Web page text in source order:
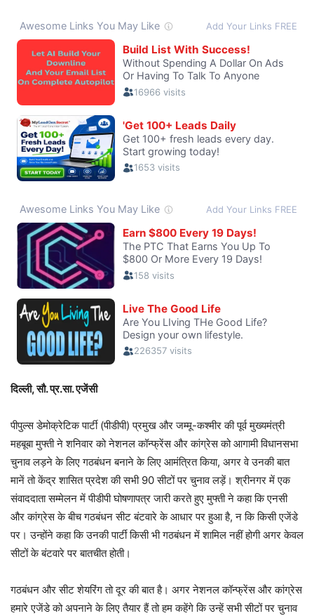
दिल्ली, सौ. प्र.सा. एजेंसी
पीपुल्स डेमोक्रेटिक पार्टी (पीडीपी) प्रमुख और जम्मू-कश्मीर की पूर्व मुख्यमंत्री
महबूबा मुफ्ती ने शनिवार को नेशनल कॉन्फ्रेंस और कांग्रेस को आगामी विधानसभा
चुनाव लड़ने के लिए गठबंधन बनाने के लिए आमंत्रित किया, अगर वे उनकी बात
मानें तो केंद्र शासित प्रदेश की सभी 90 सीटों पर चुनाव लड़ें। श्रीनगर में एक
संवाददाता सम्मेलन में पीडीपी घोषणापत्र जारी करते हुए मुफ्ती ने कहा कि एनसी
और कांग्रेस के बीच गठबंधन सीट बंटवारे के आधार पर हुआ है, न कि किसी एजेंडे
पर। उन्होंने कहा कि उनकी पार्टी किसी भी गठबंधन में शामिल नहीं होगी अगर केवल
सीटों के बंटवारे पर बातचीत होती।
गठबंधन और सीट शेयरिंग तो दूर की बात है। अगर नेशनल कॉन्फ्रेंस और कांग्रेस
हमारे एजेंडे को अपनाने के लिए तैयार हैं तो हम कहेंगे कि उन्हें सभी सीटों पर चुनाव